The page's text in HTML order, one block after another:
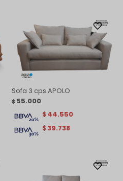
Sofa 3 cps APOLO
$ 55.000
$39.738
$ 44.550